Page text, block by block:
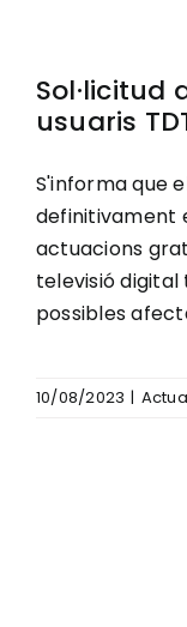
Cerca
Sol·licitud
usuaris
S'informa que
definitivament
actuacions
televisió
possibles
10/08/2023 |